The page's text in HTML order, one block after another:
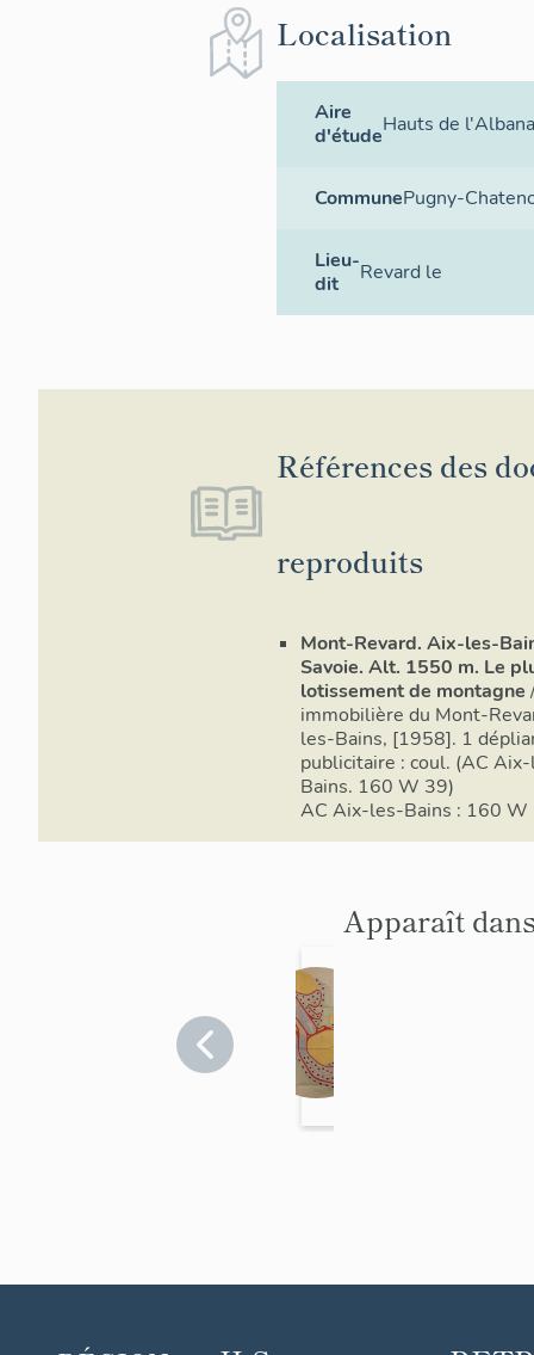
Localisation
Aire
d'étudeHauts de
CommunePugny-
Lieu-
dit
Revard le
Références des
reproduits
Mont-Revard. Aix-les-
Savoie. Alt. 1550 m. Le
lotissement de montagne
immobilière du Mont-
les-Bains, [1958]. 1
publicitaire : coul. (AC
Bains. 160 W 39)
AC Aix-les-Bains : 160 W
Apparaît